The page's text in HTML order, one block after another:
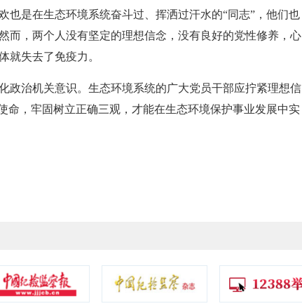
是在生态环境系统奋斗过、挥洒过汗水的“同志”，他们也
而，两个人没有坚定的理想信念，没有良好的党性修养，心
就失去了免疫力。
治机关意识。生态环境系统的广大党员干部应拧紧理想信
命，牢固树立正确三观，才能在生态环境保护事业发展中实